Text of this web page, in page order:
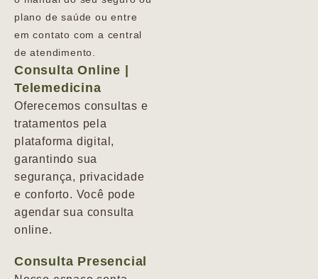
plano de saúde ou entre
em contato com a central
de atendimento.
Consulta Online |
Telemedicina
Oferecemos consultas e
tratamentos pela
plataforma digital,
garantindo sua
segurança, privacidade
e conforto. Você pode
agendar sua consulta
online.
Consulta Presencial